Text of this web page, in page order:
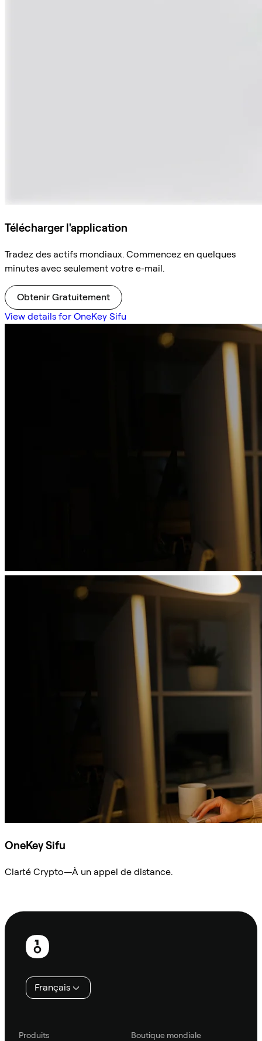
Télécharger l'application
Tradez des actifs mondiaux. Commencez en quelques
minutes avec seulement votre e-mail.
Obtenir Gratuitement
View details for OneKey Sifu
OneKey Sifu
Clarté Crypto—À un appel de distance.
Pied
page
Français
Produits
Boutique mondiale